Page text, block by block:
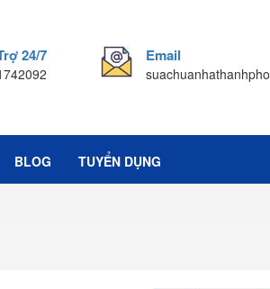
24/7 Email
BLOG TUYỂN DỤNG